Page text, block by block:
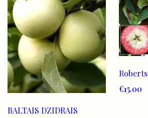
BALTAIS DZIDRAIS
Roberts
€15.00